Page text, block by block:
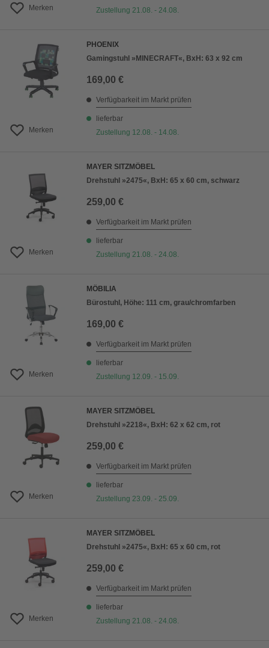
Merken
Zustellung 21.08. - 24.08.
Merken
PHOENIX
Gamingstuhl »MINECRAFT«, BxH: 63 x 92 cm
169,00 €
Verfügbarkeit im Markt prüfen
lieferbar
Zustellung 12.08. - 14.08.
Merken
MAYER SITZMÖBEL
Drehstuhl »2475«, BxH: 65 x 60 cm, schwarz
259,00 €
Verfügbarkeit im Markt prüfen
lieferbar
Zustellung 21.08. - 24.08.
Merken
MÖBILIA
Bürostuhl, Höhe: 111 cm, grau/chromfarben
169,00 €
Verfügbarkeit im Markt prüfen
lieferbar
Zustellung 12.09. - 15.09.
Merken
MAYER SITZMÖBEL
Drehstuhl »2218«, BxH: 62 x 62 cm, rot
259,00 €
Verfügbarkeit im Markt prüfen
lieferbar
Zustellung 23.09. - 25.09.
Merken
MAYER SITZMÖBEL
Drehstuhl »2475«, BxH: 65 x 60 cm, rot
259,00 €
Verfügbarkeit im Markt prüfen
lieferbar
Zustellung 21.08. - 24.08.